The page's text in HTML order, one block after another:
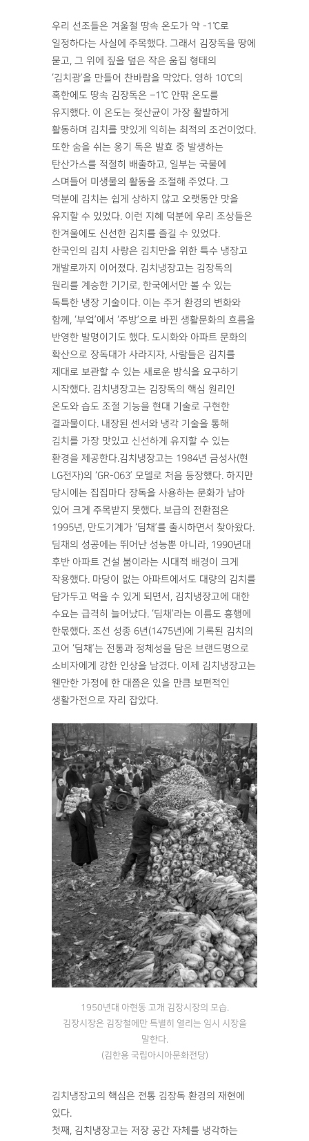
우리 선조들은 겨울철 땅속 온도가 약 -1℃로
일정하다는 사실에 주목했다. 그래서 김장독을 땅에
묻고, 그 위에 짚을 덮은 작은 움집 형태의
‘김치광’을 만들어 찬바람을 막았다. 영하 10℃의
혹한에도 땅속 김장독은 –1℃ 안팎 온도를
유지했다. 이 온도는 젖산균이 가장 활발하게
활동하며 김치를 맛있게 익히는 최적의 조건이었다.
또한 숨을 쉬는 옹기 독은 발효 중 발생하는
탄산가스를 적절히 배출하고, 일부는 국물에
스며들어 미생물의 활동을 조절해 주었다. 그
덕분에 김치는 쉽게 상하지 않고 오랫동안 맛을
유지할 수 있었다. 이런 지혜 덕분에 우리 조상들은
한겨울에도 신선한 김치를 즐길 수 있었다.
한국인의 김치 사랑은 김치만을 위한 특수 냉장고
개발로까지 이어졌다. 김치냉장고는 김장독의
원리를 계승한 기기로, 한국에서만 볼 수 있는
독특한 냉장 기술이다. 이는 주거 환경의 변화와
함께, ‘부엌’에서 ‘주방’으로 바뀐 생활문화의 흐름을
반영한 발명이기도 했다. 도시화와 아파트 문화의
확산으로 장독대가 사라지자, 사람들은 김치를
제대로 보관할 수 있는 새로운 방식을 요구하기
시작했다. 김치냉장고는 김장독의 핵심 원리인
온도와 습도 조절 기능을 현대 기술로 구현한
결과물이다. 내장된 센서와 냉각 기술을 통해
김치를 가장 맛있고 신선하게 유지할 수 있는
환경을 제공한다.김치냉장고는 1984년 금성사(현
LG전자)의 ‘GR-063’ 모델로 처음 등장했다. 하지만
당시에는 집집마다 장독을 사용하는 문화가 남아
있어 크게 주목받지 못했다. 보급의 전환점은
1995년, 만도기계가 ‘딤채’를 출시하면서 찾아왔다.
딤채의 성공에는 뛰어난 성능뿐 아니라, 1990년대
후반 아파트 건설 붐이라는 시대적 배경이 크게
작용했다. 마당이 없는 아파트에서도 대량의 김치를
담가두고 먹을 수 있게 되면서, 김치냉장고에 대한
수요는 급격히 늘어났다. ‘딤채’라는 이름도 흥행에
한몫했다. 조선 성종 6년(1475년)에 기록된 김치의
고어 ‘딤채’는 전통과 정체성을 담은 브랜드명으로
소비자에게 강한 인상을 남겼다. 이제 김치냉장고는
웬만한 가정에 한 대쯤은 있을 만큼 보편적인
생활가전으로 자리 잡았다.
1950년대 아현동 고개 김장시장의 모습.
김장시장은 김장철에만 특별히 열리는 임시 시장을
말한다.
(김한용 국립아시아문화전당)
김치냉장고의 핵심은 전통 김장독 환경의 재현에
있다.
첫째, 김치냉장고는 저장 공간 자체를 냉각하는